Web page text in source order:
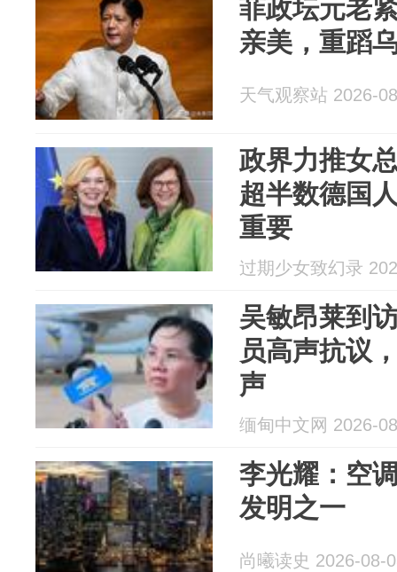
菲政坛元老
亲美，重蹈
天气观察站 2026-
政界力推女
超半数德国
重要
过期少女致幻录
吴敏昂莱到
员高声抗议
声
缅甸中文网 2026-
李光耀：空
发明之一‌
尚曦读史 2026-08-